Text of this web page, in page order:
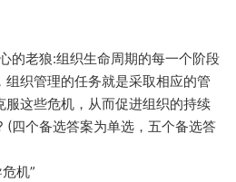
的老狼:组织生命周期的每一个阶段
织管理的任务就是采取相应的管
这些危机，从而促进组织的持续
(四个备选答案为单选，五个备选答
机”